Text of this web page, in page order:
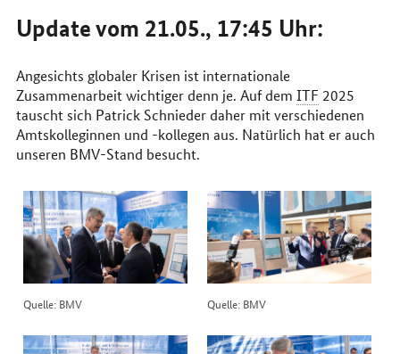
Update vom 21.05., 17:45 Uhr:
Angesichts globaler Krisen ist internationale
Zusammenarbeit wichtiger denn je. Auf dem ITF 2025
tauscht sich Patrick Schnieder daher mit verschiedenen
Amtskolleginnen und -kollegen aus. Natürlich hat er auch
unseren BMV-Stand besucht.
Quelle: BMV Quelle: BMV